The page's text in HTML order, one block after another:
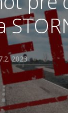
2023